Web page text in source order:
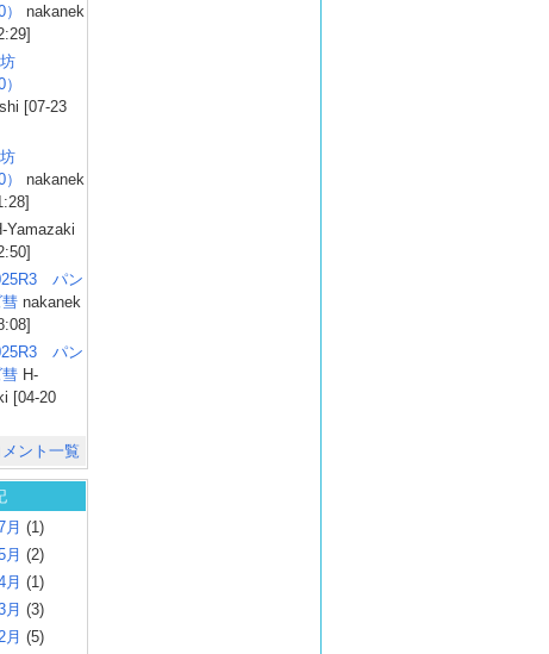
nakanek
[07-23
nakanek
Yamazaki
パン
nakanek
パン
H-
[04-20
メント一覧
月 (1)
月 (2)
月 (1)
月 (3)
月 (5)